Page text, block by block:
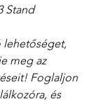
Stand
lehetőséget,
meg az
Foglaljon
és